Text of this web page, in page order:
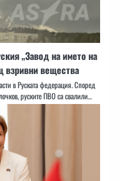
„Завод на името на
вещества
в Руската федерация. Според
руските ПВО са свалили…